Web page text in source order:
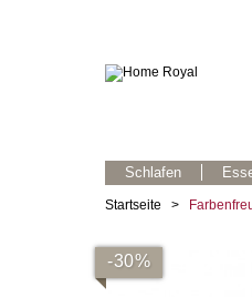
Schlafen
Startseite >
-30%